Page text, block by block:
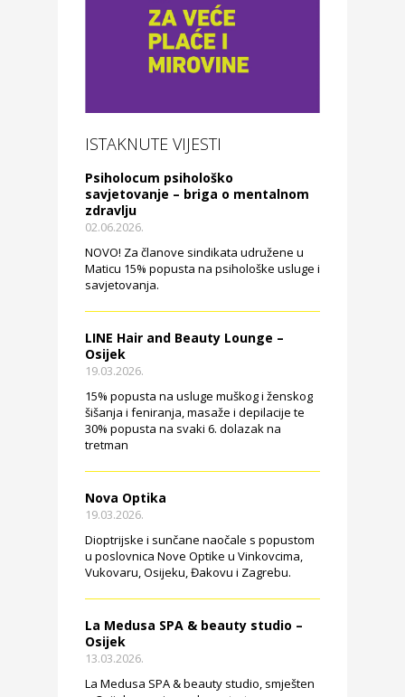
ISTAKNUTE VIJESTI
Psiholocum psihološko
savjetovanje – briga o mentalnom
zdravlju
02.06.2026.
NOVO! Za članove sindikata udružene u
Maticu 15% popusta na psihološke usluge i
savjetovanja.
LINE Hair and Beauty Lounge –
Osijek
19.03.2026.
15% popusta na usluge muškog i ženskog
šišanja i feniranja, masaže i depilacije te
30% popusta na svaki 6. dolazak na
tretman
Nova Optika
19.03.2026.
Dioptrijske i sunčane naočale s popustom
u poslovnica Nove Optike u Vinkovcima,
Vukovaru, Osijeku, Đakovu i Zagrebu.
La Medusa SPA & beauty studio –
Osijek
13.03.2026.
La Medusa SPA & beauty studio, smješten